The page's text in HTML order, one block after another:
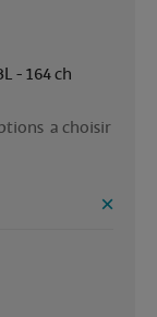
- 164 ch
a choisir